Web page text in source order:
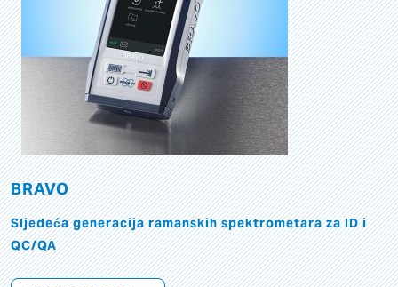
BRAVO
Sljedeća generacija ramanskih spektrometara za ID i
QC/QA